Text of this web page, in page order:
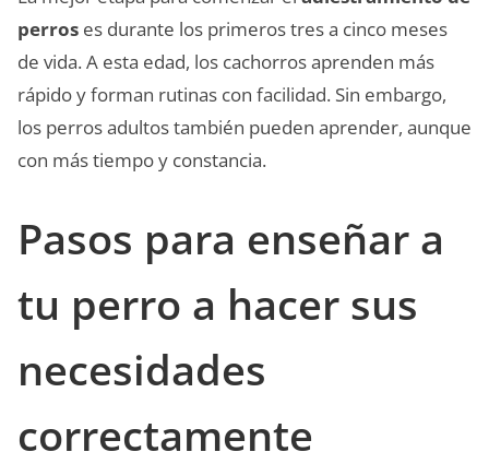
perros es durante los primeros tres a cinco meses
de vida. A esta edad, los cachorros aprenden más
rápido y forman rutinas con facilidad. Sin embargo,
los perros adultos también pueden aprender, aunque
con más tiempo y constancia.
Pasos para enseñar a
tu perro a hacer sus
necesidades
correctamente